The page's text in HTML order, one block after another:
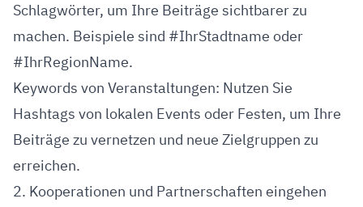
Schlagwörter, um Ihre Beiträge sichtbarer zu
machen. Beispiele sind #IhrStadtname oder
#IhrRegionName.
Keywords von Veranstaltungen: Nutzen Sie
Hashtags von lokalen Events oder Festen, um Ihre
Beiträge zu vernetzen und neue Zielgruppen zu
erreichen.
2. Kooperationen und Partnerschaften eingehen